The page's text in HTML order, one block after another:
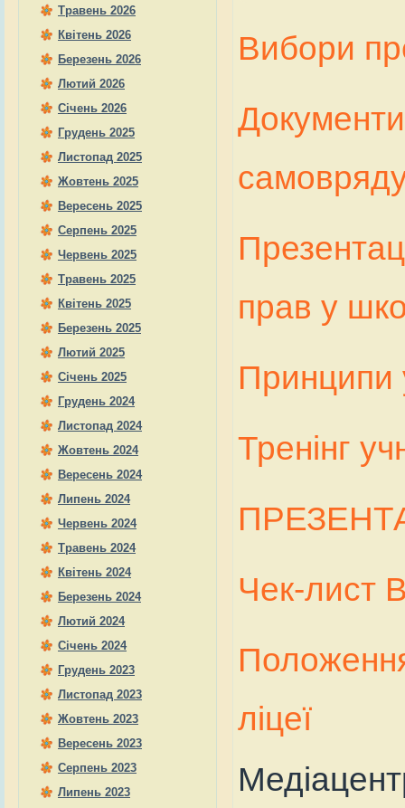
Травень 2026
Квітень 2026
Березень 2026
Лютий 2026
Січень 2026
Грудень 2025
Листопад 2025
Жовтень 2025
Вересень 2025
Серпень 2025
Червень 2025
Травень 2025
Квітень 2025
Березень 2025
Лютий 2025
Січень 2025
Грудень 2024
Листопад 2024
Жовтень 2024
Вересень 2024
Липень 2024
Червень 2024
Травень 2024
Квітень 2024
Березень 2024
Лютий 2024
Січень 2024
Грудень 2023
Листопад 2023
Жовтень 2023
Вересень 2023
Серпень 2023
Липень 2023
Вибори
прав у
Принципи
Тренінг
Чек-лист
ліцеї